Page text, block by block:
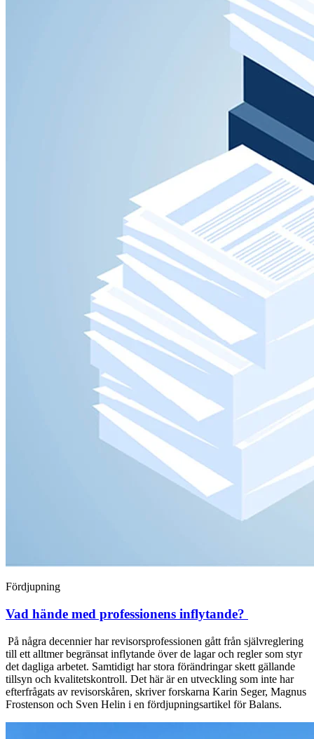
Fördjupning
Vad hände med professionens inflytande?
På några decennier har revisorsprofessionen gått från självreglering
till ett alltmer begränsat inflytande över de lagar och regler som styr
det dagliga arbetet. Samtidigt har stora förändringar skett gällande
tillsyn och kvalitetskontroll. Det här är en utveckling som inte har
efterfrågats av revisorskåren, skriver forskarna Karin Seger, Magnus
Frostenson och Sven Helin i en fördjupningsartikel för Balans.